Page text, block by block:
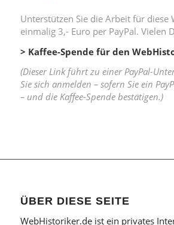
Unterstützen Sie die Arbeit für diese
einmalig 3,- Euro per PayPal. Vielen
> Kaffee-Spende für den
(Dieser Link führt zu einer PayPal-
Sie sich anmelden – sofern Sie ein
– und die Kaffee-Spende bestätigen.)
ÜBER DIESE SEITE
WebHistoriker.de ist ein privates